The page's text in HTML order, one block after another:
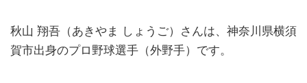
秋山 翔吾（あきやま しょうご）さんは、神奈川県横須
賀市出身のプロ野球選手（外野手）です。